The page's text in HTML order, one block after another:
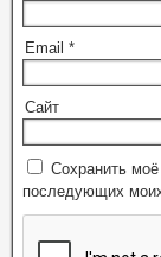
Email *
Сайт
Сохранить
последующих